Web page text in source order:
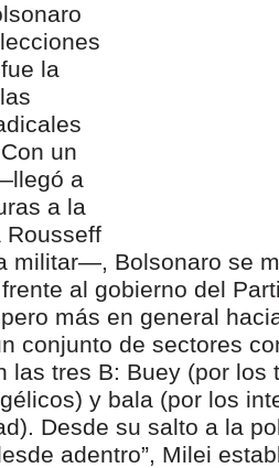
la
un
a
a la
Rousseff
militar—, Bolsonaro se
al gobierno del
más en general
conjunto de sectores
las tres B: Buey (por los
y bala (por los
Desde su salto a la
adentro”, Milei